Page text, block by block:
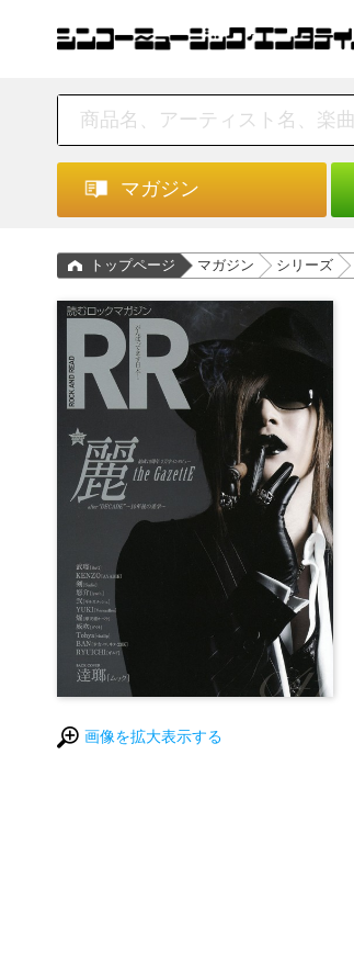
マガジン
トップページ マガジン シリーズ
画像を拡大表示する